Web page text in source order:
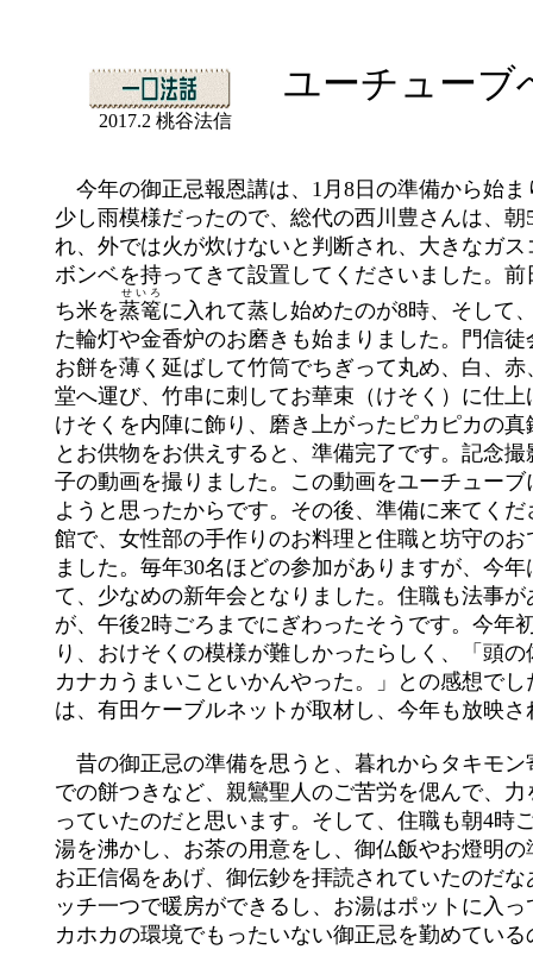
ユーチューブ
今年の御正忌報恩講は、1月8日の準備から始ま
少し雨模様だったので、総代の西川豊さんは、
れ、外では火が炊けないと判断され、大きなガ
ボンベを持ってきて設置してくださいました。
ち米を蒸篭
せいろ
に入れて蒸し始めたのが8時、そして
た輪灯や金香炉のお磨きも始まりました。門信
お餅を薄く延ばして竹筒でちぎって丸め、白、
堂へ運び、竹串に刺してお華束（けそく）に仕
けそくを内陣に飾り、磨き上がったピカピカの
とお供物をお供えすると、準備完了です。記念
子の動画を撮りました。この動画をユーチュー
ようと思ったからです。その後、準備に来てく
館で、女性部の手作りのお料理と住職と坊守の
ました。毎年30名ほどの参加がありますが、今
て、少なめの新年会となりました。住職も法事
が、午後2時ごろまでにぎわったそうです。今年
り、おけそくの模様が難しかったらしく、「頭
カナカうまいこといかんやった。」との感想で
は、有田ケーブルネットが取材し、今年も放映さ
昔の御正忌の準備を思うと、暮れからタキモン
での餅つきなど、親鸞聖人のご苦労を偲んで、
っていたのだと思います。そして、住職も朝4時
湯を沸かし、お茶の用意をし、御仏飯やお燈明
お正信偈をあげ、御伝鈔を拝読されていたのだ
ッチ一つで暖房ができるし、お湯はポットに入
カホカの環境でもったいない御正忌を勤めてい
2017.2 桃谷法信